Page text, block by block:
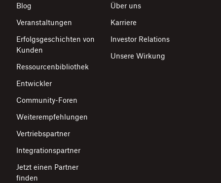
Blog
Veranstaltungen
Erfolgsgeschichten von
Kunden
Ressourcenbibliothek
Entwickler
Community-Foren
Weiterempfehlungen
Vertriebspartner
Integrationspartner
Jetzt einen Partner
finden
Über uns
Karriere
Investor Relations
Unsere Wirkung